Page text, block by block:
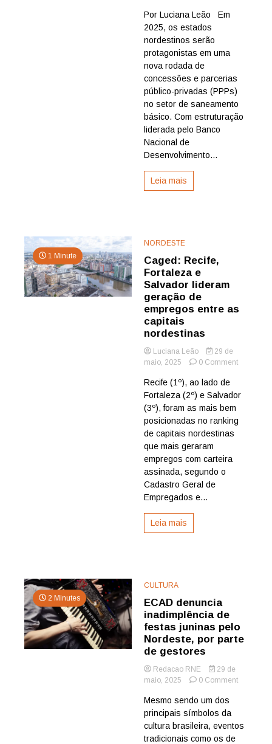
básico
Por Luciana Leão Em
2025, os estados
nordestinos serão
protagonistas em uma
nova rodada de
concessões e parcerias
público-privadas (PPPs)
no setor de saneamento
básico. Com estruturação
liderada pelo Banco
Nacional de
Desenvolvimento...
Leia mais
1 Minute
NORDESTE
Caged: Recife,
Fortaleza e
Salvador lideram
geração de
empregos entre as
capitais
nordestinas
Luciana Leão
29 de
maio, 2025
0 Commenton
Fortaleza
lideram
Recife (1º), ao lado de
Fortaleza (2º) e Salvador
(3º), foram as mais bem
posicionadas no ranking
de capitais nordestinas
que mais geraram
empregos com carteira
assinada, segundo o
Cadastro Geral de
Empregados e...
Leia mais
2 Minutes
CULTURA
ECAD denuncia
inadimplência de
festas juninas pelo
Nordeste, por parte
de gestores
Redacao RNE
29 de
maio, 2025
0 Commenton
de
Mesmo sendo um dos
principais símbolos da
cultura brasileira, eventos
tradicionais como os de